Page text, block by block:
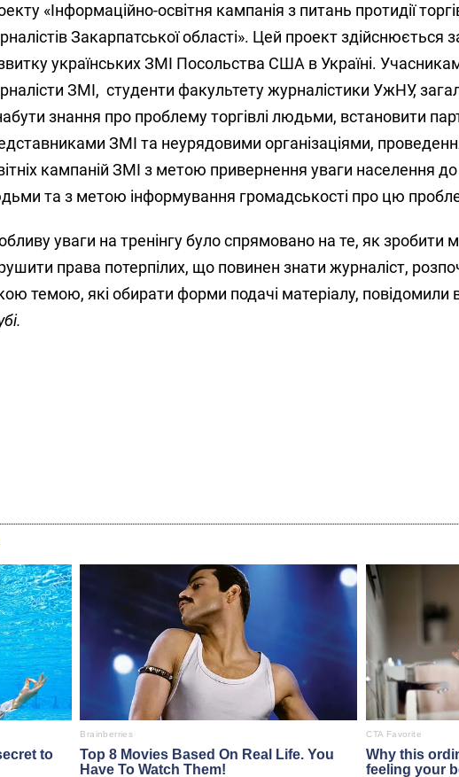
«Інформаційно-освітня кампанія з питань протидії
Закарпатської області». Цей проект здійснюється
українських ЗМІ Посольства США в Україні.
ЗМІ, студенти факультету журналістики УжНУ,
знання про проблему торгівлі людьми, встановити
ЗМІ та неурядовими організаціями,
кампаній ЗМІ з метою привернення уваги населення до
та з метою інформування громадськості про цю
уваги на тренінгу було спрямовано на те, як зробити
права потерпілих, що повинен знати журналіст,
темою, які обирати форми подачі матеріалу, повідомили